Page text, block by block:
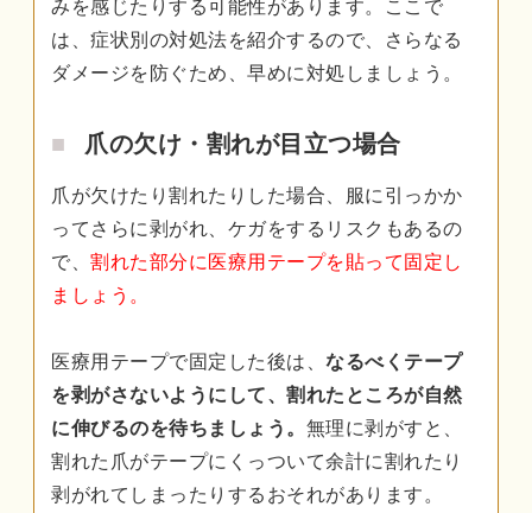
みを感じたりする可能性があります。ここで
は、症状別の対処法を紹介するので、さらなる
ダメージを防ぐため、早めに対処しましょう。
爪の欠け・割れが目立つ場合
爪が欠けたり割れたりした場合、服に引っかか
ってさらに剥がれ、ケガをするリスクもあるの
で、 割れた部分に医療用テープを貼って固定し
ましょう。
医療用テープで固定した後は、 なるべくテープ
を剥がさないようにして、割れたところが自然
に伸びるのを待ちましょう。 無理に剥がすと、
割れた爪がテープにくっついて余計に割れたり
剥がれてしまったりするおそれがあります。